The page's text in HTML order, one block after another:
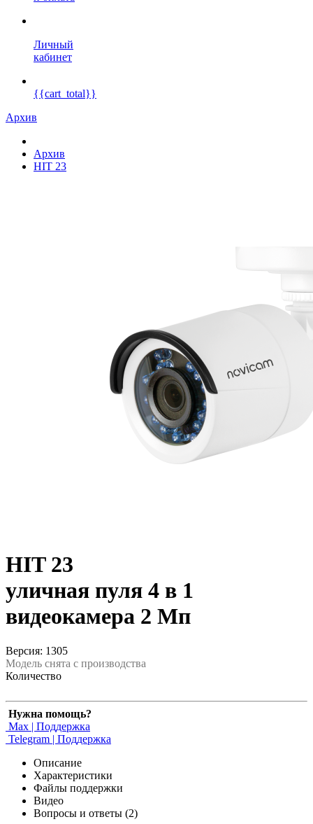
Личный
кабинет
{{cart_total}}
Архив
Архив
HIT 23
HIT 23
уличная пуля 4 в 1
видеокамера 2 Мп
Версия: 1305
Модель снята с производства
Количество
Нужна помощь?
Max | Поддержка
Telegram | Поддержка
Описание
Характеристики
Файлы поддержки
Видео
Вопросы и ответы (2)